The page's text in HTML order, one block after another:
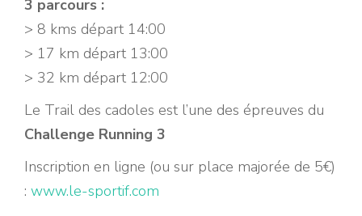
3 parcours :
> 8 kms départ 14:00
> 17 km départ 13:00
> 32 km départ 12:00
Le Trail des cadoles est l’une des épreuves du
Challenge Running 3
Inscription en ligne (ou sur place majorée de 5€)
: www.le-sportif.com